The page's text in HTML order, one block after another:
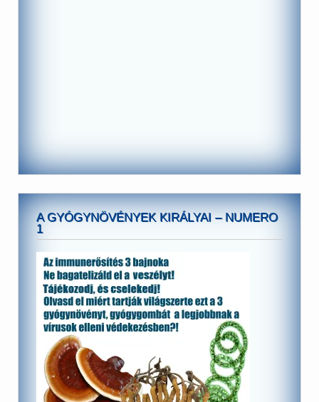
A GYÓGYNÖVÉNYEK KIRÁLYAI – NUMERO
1